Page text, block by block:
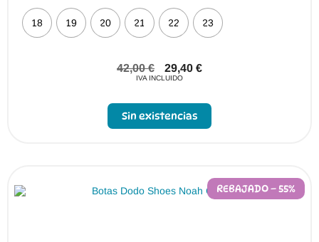
18 19 20 21 22 23
42,00€ 29,40 €
IVA INCLUIDO
Sin existencias
REBAJADO – 55%